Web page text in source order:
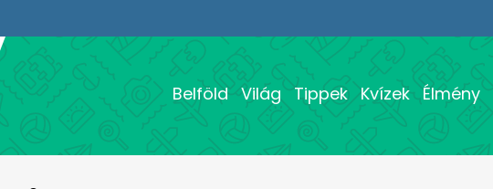
Belföld Világ Tippek Kvízek Élmény